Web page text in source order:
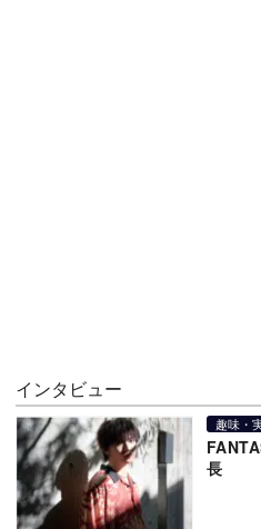
インタビュー
趣味・
長